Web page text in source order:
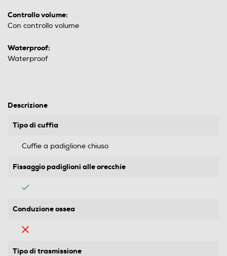
Controllo volume:
Con controllo volume
Waterproof:
Waterproof
Descrizione
Tipo di cuffia
Cuffie a padiglione chiuso
Fissaggio padiglioni alle orecchie
Conduzione ossea
Tipo di trasmissione